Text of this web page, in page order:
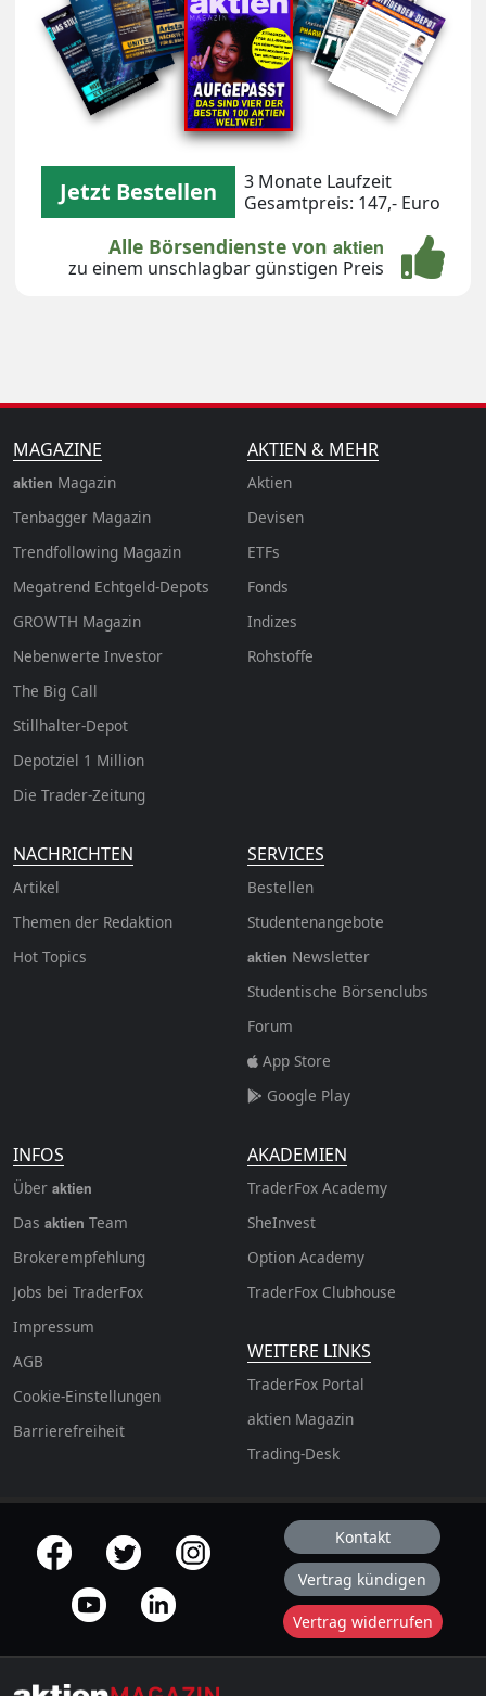
Jetzt Bestellen
3 Monate Laufzeit
Gesamtpreis: 147,- Euro
Alle Börsendienste von aktien
zu einem unschlagbar günstigen Preis
MAGAZINE
aktien Magazin
Tenbagger Magazin
Trendfollowing Magazin
Megatrend Echtgeld-Depots
GROWTH Magazin
Nebenwerte Investor
The Big Call
Stillhalter-Depot
Depotziel 1 Million
Die Trader-Zeitung
AKTIEN & MEHR
Aktien
Devisen
ETFs
Fonds
Indizes
Rohstoffe
NACHRICHTEN
Artikel
Themen der Redaktion
Hot Topics
SERVICES
Bestellen
Studentenangebote
aktien Newsletter
Studentische Börsenclubs
Forum
App Store
Google Play
INFOS
Über aktien
Das aktien Team
Brokerempfehlung
Jobs bei TraderFox
Impressum
AGB
Cookie-Einstellungen
Barrierefreiheit
AKADEMIEN
TraderFox Academy
SheInvest
Option Academy
TraderFox Clubhouse
WEITERE LINKS
TraderFox Portal
aktien Magazin
Trading-Desk
offizielle Social Media-Accounts Kontakt
Vertrag kündigen
Vertrag widerrufen